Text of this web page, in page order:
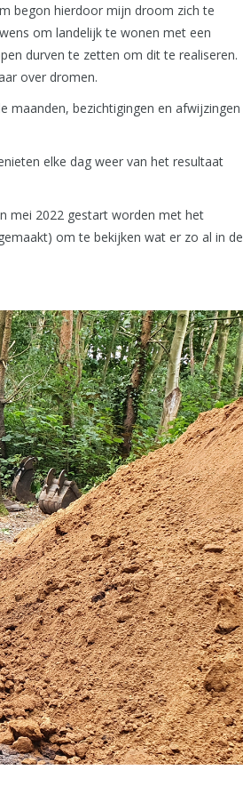
begon hierdoor mijn droom zich te
om landelijk te wonen met een
durven te zetten om dit te realiseren.
over dromen.
bezichtigingen en afwijzingen
elke dag weer van het resultaat
mei 2022 gestart worden met het
om te bekijken wat er zo al in de